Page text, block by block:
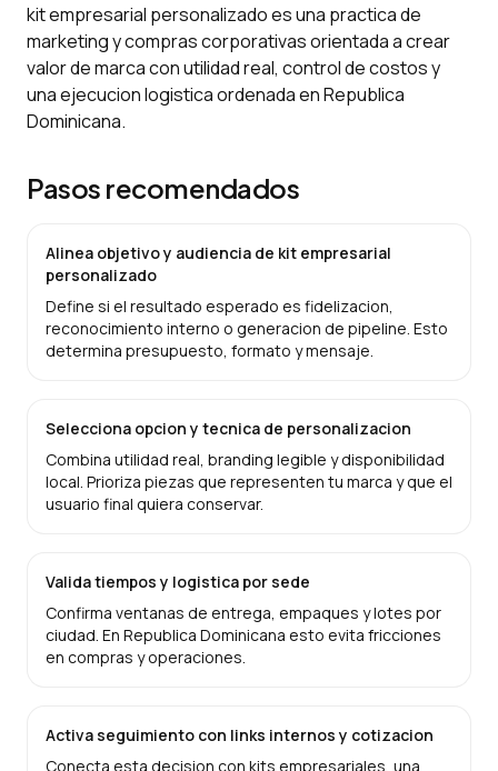
kit empresarial personalizado es una practica de
marketing y compras corporativas orientada a crear
valor de marca con utilidad real, control de costos y
una ejecucion logistica ordenada en Republica
Dominicana.
Pasos recomendados
Alinea objetivo y audiencia de kit empresarial
personalizado
Define si el resultado esperado es fidelizacion,
reconocimiento interno o generacion de pipeline. Esto
determina presupuesto, formato y mensaje.
Selecciona opcion y tecnica de personalizacion
Combina utilidad real, branding legible y disponibilidad
local. Prioriza piezas que representen tu marca y que el
usuario final quiera conservar.
Valida tiempos y logistica por sede
Confirma ventanas de entrega, empaques y lotes por
ciudad. En Republica Dominicana esto evita fricciones
en compras y operaciones.
Activa seguimiento con links internos y cotizacion
Conecta esta decision con kits empresariales, una